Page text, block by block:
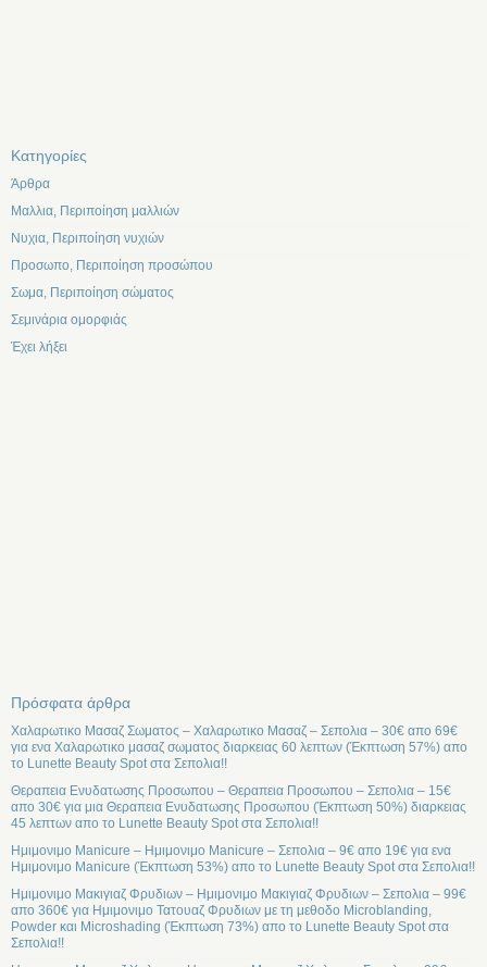
Kατηγορίες
Άρθρα
Μαλλια, Περιποίηση μαλλιών
Νυχια, Περιποίηση νυχιών
Προσωπο, Περιποίηση προσώπου
Σωμα, Περιποίηση σώματος
Σεμινάρια ομορφιάς
Έχει λήξει
Πρόσφατα άρθρα
Χαλαρωτικο Μασαζ Σωματος – Χαλαρωτικο Μασαζ – Σεπολια – 30€ απο 69€
για ενα Χαλαρωτικο μασαζ σωματος διαρκειας 60 λεπτων (Έκπτωση 57%) απο
το Lunette Beauty Spot στα Σεπολια!!
Θεραπεια Ενυδατωσης Προσωπου – Θεραπεια Προσωπου – Σεπολια – 15€
απο 30€ για μια Θεραπεια Ενυδατωσης Προσωπου (Έκπτωση 50%) διαρκειας
45 λεπτων απο το Lunette Beauty Spot στα Σεπολια!!
Ημιμονιμο Manicure – Ημιμονιμο Manicure – Σεπολια – 9€ απο 19€ για ενα
Ημιμονιμο Manicure (Έκπτωση 53%) απο το Lunette Beauty Spot στα Σεπολια!!
Ημιμονιμο Μακιγιαζ Φρυδιων – Ημιμονιμο Μακιγιαζ Φρυδιων – Σεπολια – 99€
απο 360€ για Ημιμονιμο Τατουαζ Φρυδιων με τη μεθοδο Microblanding,
Powder και Microshading (Έκπτωση 73%) απο το Lunette Beauty Spot στα
Σεπολια!!